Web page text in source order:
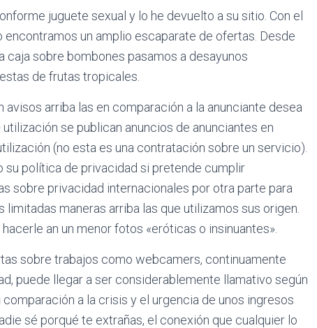
juguete sexual y lo he devuelto a su sitio. Con el
un amplio escaparate de ofertas. Desde
caja sobre bombones pasamos a desayunos
de frutas tropicales.
avisos arriba las en comparación a la anunciante desea
se publican anuncios de anunciantes en
(no esta es una contratación sobre un servicio).
su política de privacidad si pretende cumplir
sobre privacidad internacionales por otra parte para
maneras arriba las que utilizamos sus origen.
an un menor fotos «eróticas o insinuantes».
sobre trabajos como webcamers, continuamente
puede llegar a ser considerablemente llamativo según
a la crisis y el urgencia de unos ingresos
sé porqué te extrañas, el conexión que cualquier lo